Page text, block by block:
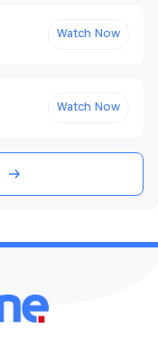
Watch Now
Watch Now